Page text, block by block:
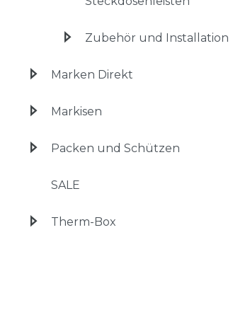
Zubehör und Installation
Marken Direkt
Markisen
Packen und Schützen
SALE
Therm-Box